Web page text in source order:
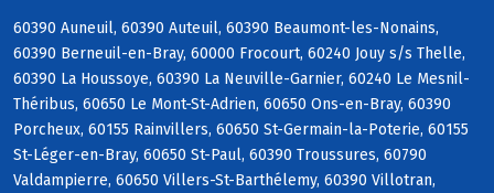
60390 Auneuil, 60390 Auteuil, 60390 Beaumont-les-Nonains,
60390 Berneuil-en-Bray, 60000 Frocourt, 60240 Jouy s/s Thelle,
60390 La Houssoye, 60390 La Neuville-Garnier, 60240 Le Mesnil-
Théribus, 60650 Le Mont-St-Adrien, 60650 Ons-en-Bray, 60390
Porcheux, 60155 Rainvillers, 60650 St-Germain-la-Poterie, 60155
St-Léger-en-Bray, 60650 St-Paul, 60390 Troussures, 60790
Valdampierre, 60650 Villers-St-Barthélemy, 60390 Villotran,